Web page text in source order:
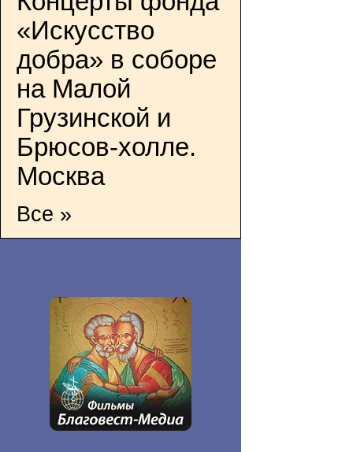
«Искусство
добра» в соборе
на Малой
Грузинской и
Брюсов-холле.
Москва
Все »